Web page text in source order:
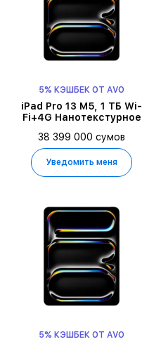
5% КЭШБЕК ОТ AVO
iPad Pro 13 M5, 1 ТБ Wi-
Fi+4G Нанотекстурное
38 399 000 сумов
Уведомить меня
5% КЭШБЕК ОТ AVO